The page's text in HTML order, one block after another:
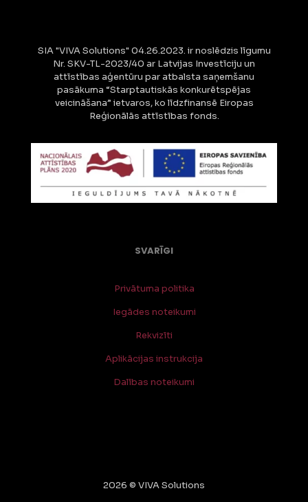
SIA "VIVA Solutions" 04.26.2023. ir noslēdzis līgumu
Nr. SKV-TL-2023/40 ar Latvijas Investīciju un
attīstības aģentūru par atbalsta saņemšanu
pasākuma “Starptautiskās konkurētspējas
veicināšana” ietvaros, ko līdzfinansē Eiropas
Reģionālās attīstības fonds.
SVARĪGI
Privātuma politika
Iegādes noteikumi
Rekvizīti
Aplikācijas instrukcija
Dalības noteikumi
2026 © VIVA Solutions